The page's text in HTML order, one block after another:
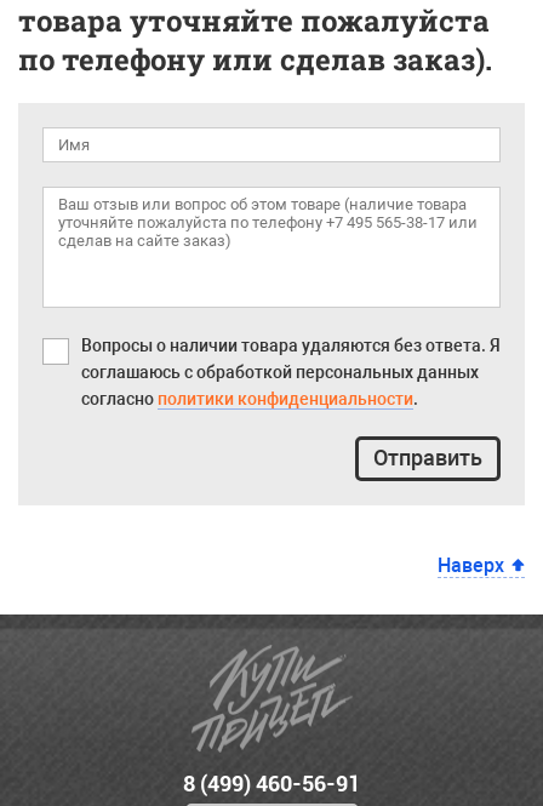
товара уточняйте пожалуйста
по телефону или сделав заказ).
Вопросы о наличии товара удаляются без ответа. Я
соглашаюсь с обработкой персональных данных
согласно политики конфиденциальности.
Отправить
Наверх
8 (499) 460-56-91